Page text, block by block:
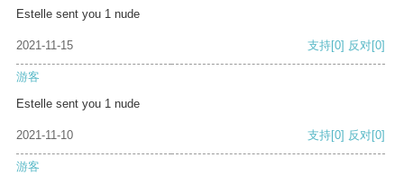
Estelle sent you 1 nude
2021-11-15 支持[0] 反对[0]
游客
Estelle sent you 1 nude
2021-11-10 支持[0] 反对[0]
游客